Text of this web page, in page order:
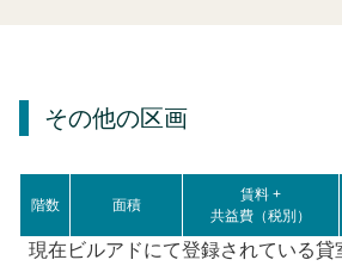
その他の区画
階数 面積
賃料 +
共益費（税別）
現在ビルアドにて登録されている貸